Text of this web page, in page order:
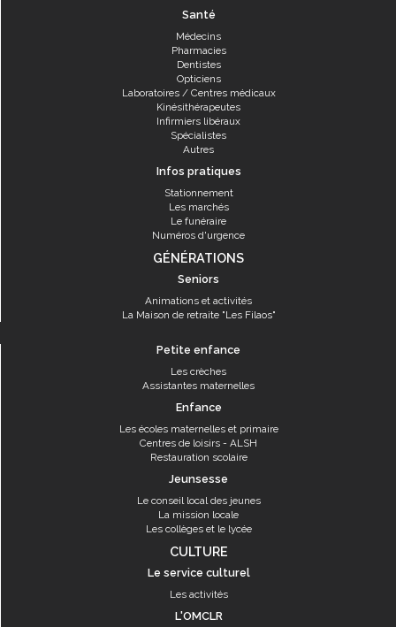
Santé
Médecins
Pharmacies
Dentistes
Opticiens
Laboratoires / Centres médicaux
Kinésithérapeutes
Infirmiers libéraux
Spécialistes
Autres
Infos pratiques
Stationnement
Les marchés
Le funéraire
Numéros d'urgence
GÉNÉRATIONS
Seniors
Animations et activités
La Maison de retraite "Les Filaos"
Petite enfance
Les crèches
Assistantes maternelles
Enfance
Les écoles maternelles et primaire
Centres de loisirs - ALSH
Restauration scolaire
Jeunsesse
Le conseil local des jeunes
La mission locale
Les collèges et le lycée
CULTURE
Le service culturel
Les activités
L'OMCLR